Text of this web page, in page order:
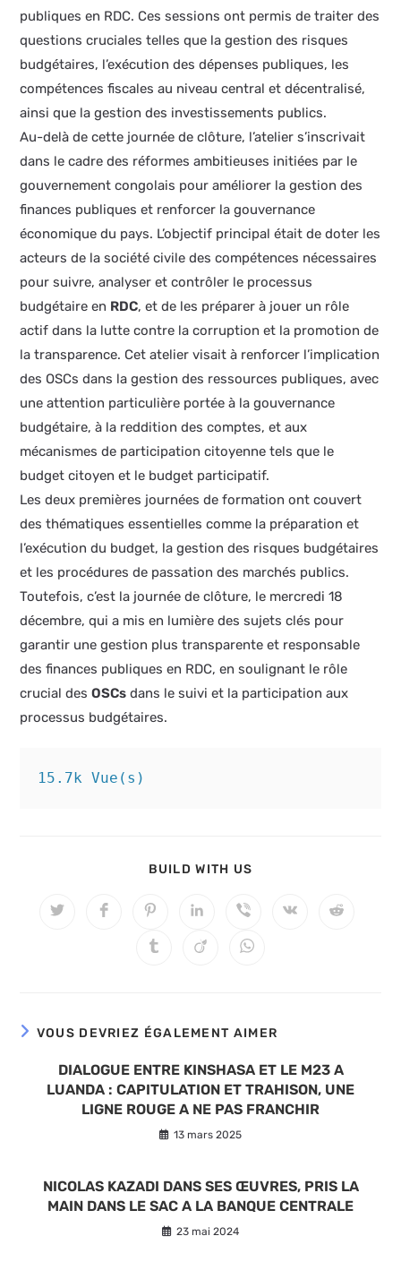
publiques en RDC. Ces sessions ont permis de traiter des
questions cruciales telles que la gestion des risques
budgétaires, l’exécution des dépenses publiques, les
compétences fiscales au niveau central et décentralisé,
ainsi que la gestion des investissements publics.
Au-delà de cette journée de clôture, l’atelier s’inscrivait
dans le cadre des réformes ambitieuses initiées par le
gouvernement congolais pour améliorer la gestion des
finances publiques et renforcer la gouvernance
économique du pays. L’objectif principal était de doter les
acteurs de la société civile des compétences nécessaires
pour suivre, analyser et contrôler le processus
budgétaire en RDC, et de les préparer à jouer un rôle
actif dans la lutte contre la corruption et la promotion de
la transparence. Cet atelier visait à renforcer l’implication
des OSCs dans la gestion des ressources publiques, avec
une attention particulière portée à la gouvernance
budgétaire, à la reddition des comptes, et aux
mécanismes de participation citoyenne tels que le
budget citoyen et le budget participatif.
Les deux premières journées de formation ont couvert
des thématiques essentielles comme la préparation et
l’exécution du budget, la gestion des risques budgétaires
et les procédures de passation des marchés publics.
Toutefois, c’est la journée de clôture, le mercredi 18
décembre, qui a mis en lumière des sujets clés pour
garantir une gestion plus transparente et responsable
des finances publiques en RDC, en soulignant le rôle
crucial desOSCs dans le suivi et la participation aux
processus budgétaires.
15.7k Vue(s)
BUILD WITH US
Ouvrir
Ouvrir
Ouvrir
une
autre
Ouvrir
une
autre
Ouvrir
une
autre
Ouvrir
Ouvrir
Ouvrir
Ouvrir
Ouvrir
VOUS DEVRIEZ ÉGALEMENT AIMER
DIALOGUE ENTRE KINSHASA ET LE M23 A
LUANDA : CAPITULATION ET TRAHISON, UNE
LIGNE ROUGE A NE PAS FRANCHIR
13 mars 2025
NICOLAS KAZADI DANS SES ŒUVRES, PRIS LA
MAIN DANS LE SAC A LA BANQUE CENTRALE
23 mai 2024